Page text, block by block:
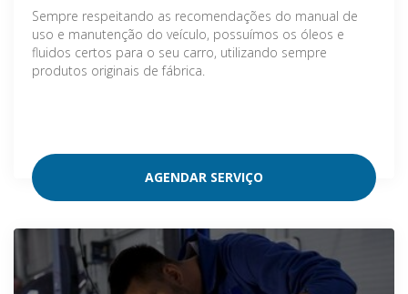
Sempre respeitando as recomendações do manual de
uso e manutenção do veículo, possuímos os óleos e
fluidos certos para o seu carro, utilizando sempre
produtos originais de fábrica.
AGENDAR SERVIÇO